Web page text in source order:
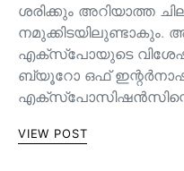
ശരിക്കും അറിയാത്ത
നമുക്കിടയിലുണ്ടാകും.
എക്സ്പോയുടെ
ബ്യൂറോ ഒഫ്
VIEW POST